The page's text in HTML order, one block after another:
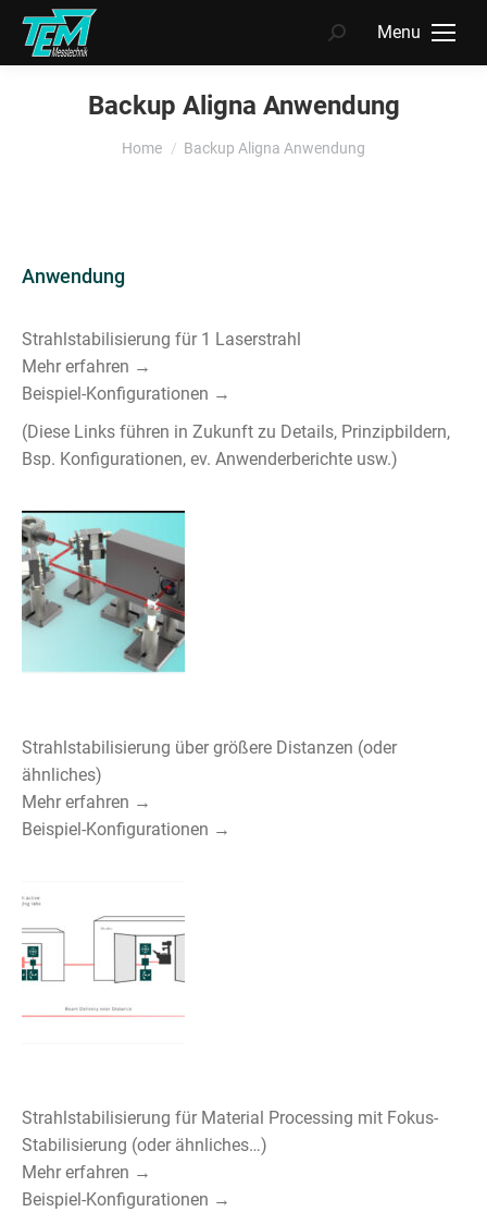
Menu
Search:
Backup Aligna Anwendung
You are here:
Home Backup Aligna Anwendung
Anwendung
Strahlstabilisierung für 1 Laserstrahl
Mehr erfahren →
Beispiel-Konfigurationen →
(Diese Links führen in Zukunft zu Details, Prinzipbildern,
Bsp. Konfigurationen, ev. Anwenderberichte usw.)
Strahlstabilisierung über größere Distanzen (oder
ähnliches)
Mehr erfahren →
Beispiel-Konfigurationen →
Strahlstabilisierung für Material Processing mit Fokus-
Stabilisierung (oder ähnliches…)
Mehr erfahren →
Beispiel-Konfigurationen →